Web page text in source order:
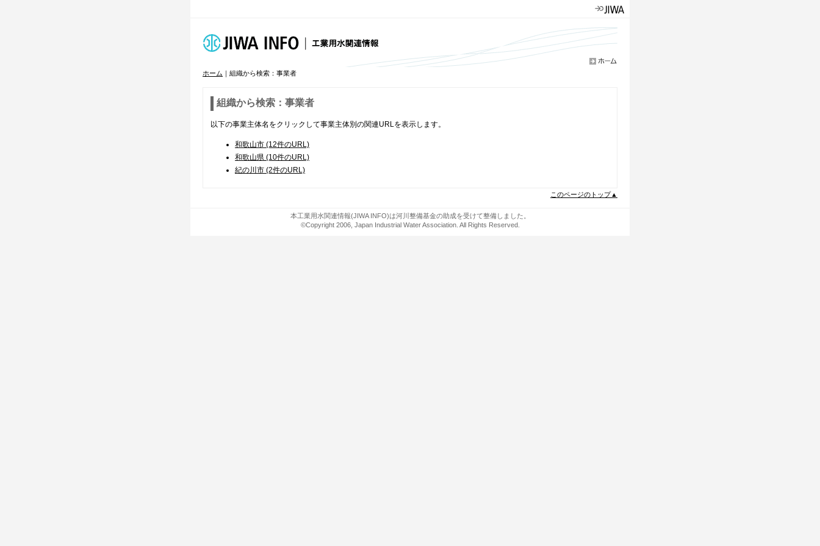
ホーム ｜組織から検索：事業者
組織から検索：事業者
以下の事業主体名をクリックして事業主体別の関連URLを表示します。
和歌山市 (12件のURL)
和歌山県 (10件のURL)
紀の川市 (2件のURL)
このページのトップ▲
本工業用水関連情報(JIWA INFO)は河川整備基金の助成を受けて整備しました。
©Copyright 2006, Japan Industrial Water Association. All Rights Reserved.